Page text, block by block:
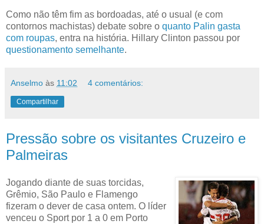
Como não têm fim as bordoadas, até o usual (e com
contornos machistas) debate sobre o quanto Palin gasta
com roupas, entra na história. Hillary Clinton passou por
questionamento semelhante.
Anselmo às 11:02 4 comentários:
Compartilhar
Pressão sobre os visitantes Cruzeiro e
Palmeiras
Jogando diante de suas torcidas,
Grêmio, São Paulo e Flamengo
fizeram o dever de casa ontem. O líder
venceu o Sport por 1 a 0 em Porto